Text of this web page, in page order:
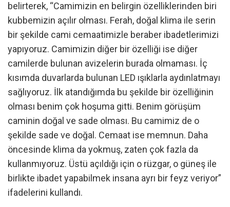
belirterek, “Camimizin en belirgin özelliklerinden biri
kubbemizin açılır olması. Ferah, doğal klima ile serin
bir şekilde cami cemaatimizle beraber ibadetlerimizi
yapıyoruz. Camimizin diğer bir özelliği ise diğer
camilerde bulunan avizelerin burada olmaması. İç
kısımda duvarlarda bulunan LED ışıklarla aydınlatmayı
sağlıyoruz. İlk atandığımda bu şekilde bir özelliğinin
olması benim çok hoşuma gitti. Benim görüşüm
caminin doğal ve sade olması. Bu camimiz de o
şekilde sade ve doğal. Cemaat ise memnun. Daha
öncesinde klima da yokmuş, zaten çok fazla da
kullanmıyoruz. Üstü açıldığı için o rüzgar, o güneş ile
birlikte ibadet yapabilmek insana ayrı bir feyz veriyor”
ifadelerini kullandı.